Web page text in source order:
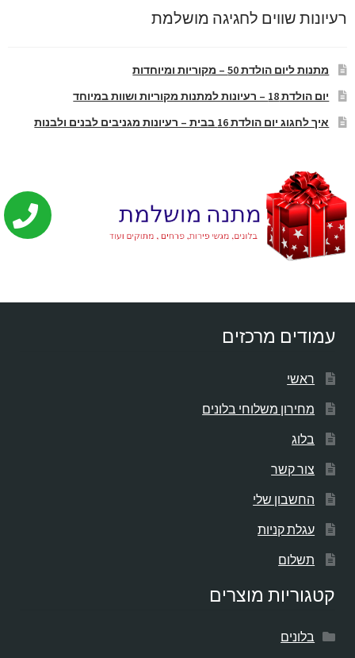
רעיונות שווים לחגיגה מושלמת
מתנות ליום הולדת 50 – מקוריות ומיוחדות
יום הולדת 18 – רעיונות למתנות מקוריות ושוות במיוחד
איך לחגוג יום הולדת 16 בבית – רעיונות מגניבים לבנים ולבנות
עמודים מרכזים
ראשי
מחירון משלוחי בלונים
בלוג
צור קשר
החשבון שלי
עגלת קניות
תשלום
קטגוריות מוצרים
בלונים